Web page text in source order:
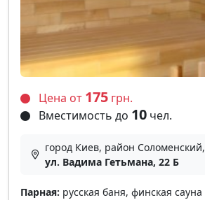
Цена от 175 грн.
Вместимость до 10 чел.
город Киев, район Соломенский,
ул. Вадима Гетьмана, 22 Б
Парная: русская баня, финская сауна